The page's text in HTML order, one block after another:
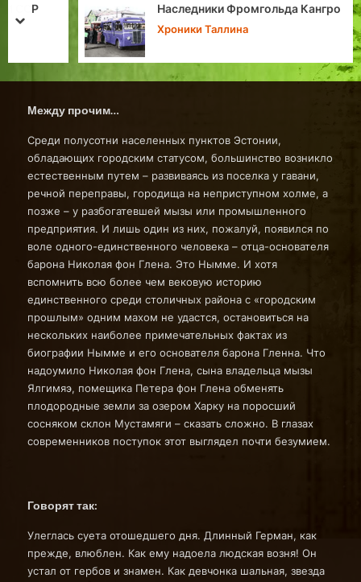
Наследники Фромгольда Кангро
Хроники Таллина
prev
next
Между прочим…
Среди полусотни населенных пунктов Эстонии,
обладающих городским статусом, большинство возникло
естественным путем – развиваясь из поселка у гавани,
речной переправы, городища на неприступном холме, а
позже – у разбогатевшей мызы или промышленного
предприятия. И лишь один из них, пожалуй, появился по
воле одного-единственного человека – отца-основателя
барона Николая фон Глена. Это Нымме. И хотя
вспомнить всю более чем вековую историю
единственного среди столичных района с «городским
прошлым» одним махом не удастся, остановиться на
нескольких наиболее примечательных фактах из
биографии Нымме и его основателя барона Гленна. Что
надоумило Николая фон Глена, сына владельца мызы
Ялгимяэ, помещика Петера фон Глена обменять
плодородные земли за озером Харку на поросший
сосняком склон Мустамяги – сказать сложно. В глазах
современников поступок этот выглядел почти безумием.
Говорят так:
Улеглась суета отошедшего дня. Длинный Герман, как
прежде, влюблен. Как ему надоела людская возня! Он
устал от гербов и знамен. Как девчонка шальная, звезда